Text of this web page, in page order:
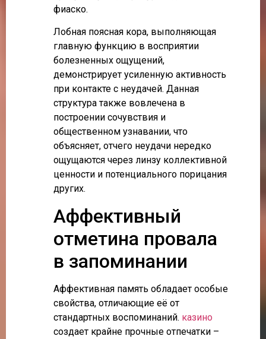
фиаско.
Лобная поясная кора, выполняющая
главную функцию в восприятии
болезненных ощущений,
демонстрирует усиленную активность
при контакте с неудачей. Данная
структура также вовлечена в
построении сочувствия и
общественном узнавании, что
объясняет, отчего неудачи нередко
ощущаются через линзу коллективной
ценности и потенциального порицания
других.
Аффективный
отметина провала
в запоминании
Аффективная память обладает особые
свойства, отличающие её от
стандартных воспоминаний. казино
создает крайне прочные отпечатки –